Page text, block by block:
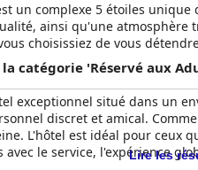
un complexe 5 étoiles
ainsi qu'une atmosphère
choisissiez de vous
votre séjour dans cet hôtel
catégorie 'Réservé aux
exceptionnel situé dans un
discret et amical.
L'hôtel est idéal pour ceux
le service, l'expérience
Lire les